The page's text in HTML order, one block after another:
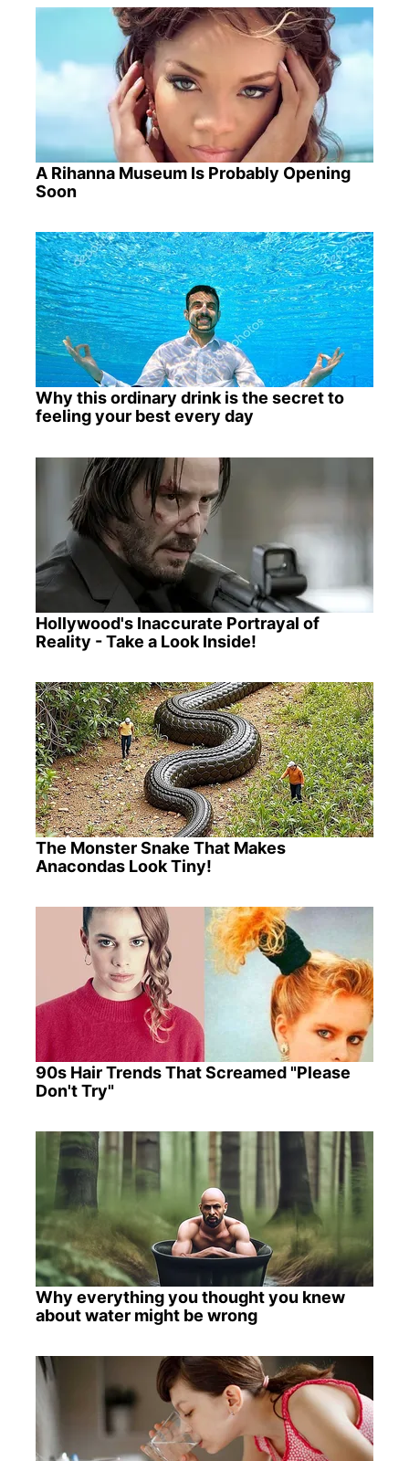
A Rihanna Museum Is Probably Opening
Soon
Why this ordinary drink is the secret to
feeling your best every day
Hollywood's Inaccurate Portrayal of
Reality - Take a Look Inside!
The Monster Snake That Makes
Anacondas Look Tiny!
90s Hair Trends That Screamed "Please
Don't Try"
Why everything you thought you knew
about water might be wrong